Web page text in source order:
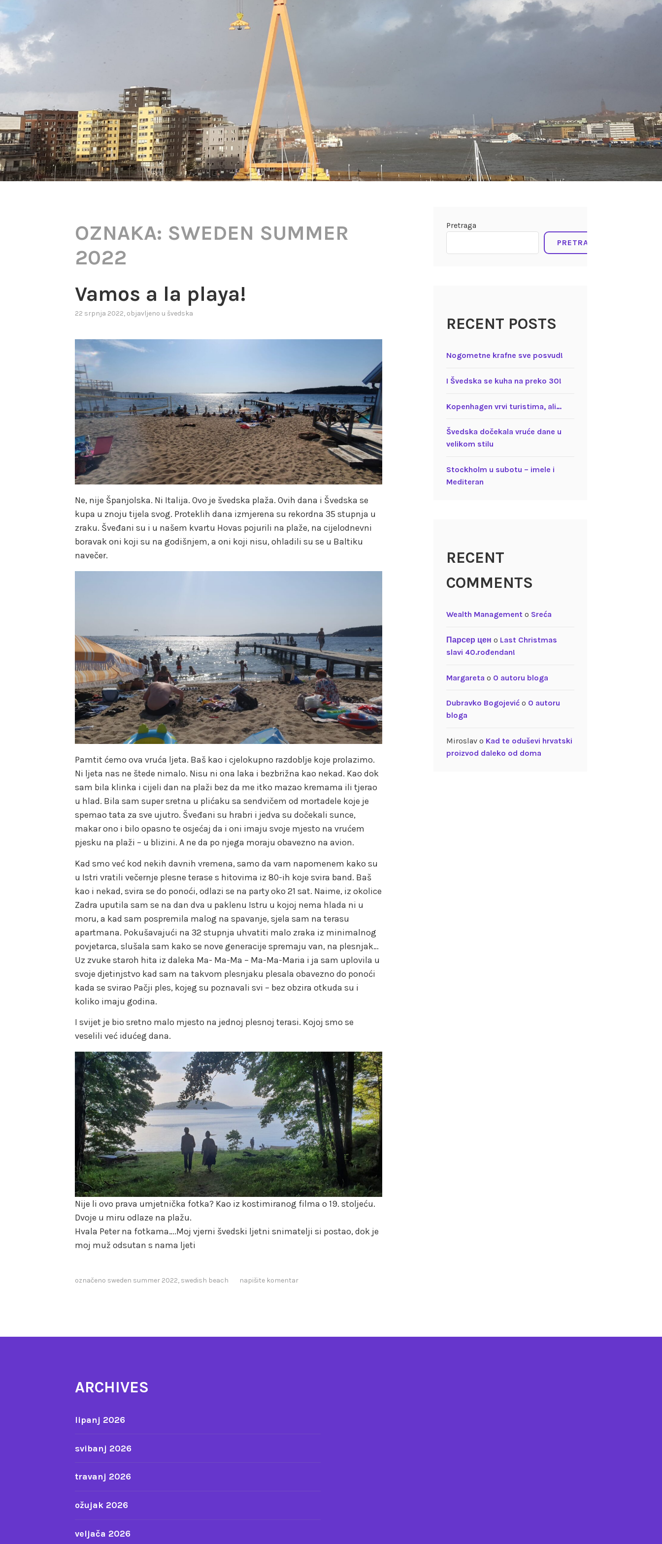
OZNAKA: SWEDEN SUMMER
2022
Vamos a la playa!
22 srpnja 2022, objavljeno u švedska
Ne, nije Španjolska. Ni Italija. Ovo je švedska plaža. Ovih dana i Švedska se
kupa u znoju tijela svog. Proteklih dana izmjerena su rekordna 35 stupnja u
zraku. Šveđani su i u našem kvartu Hovas pojurili na plaže, na cijelodnevni
boravak oni koji su na godišnjem, a oni koji nisu, ohladili su se u Baltiku
navečer.
Pamtit ćemo ova vruća ljeta. Baš kao i cjelokupno razdoblje koje prolazimo.
Ni ljeta nas ne štede nimalo. Nisu ni ona laka i bezbrižna kao nekad. Kao dok
sam bila klinka i cijeli dan na plaži bez da me itko mazao kremama ili tjerao
u hlad. Bila sam super sretna u plićaku sa sendvičem od mortadele koje je
spemao tata za sve ujutro. Šveđani su hrabri i jedva su dočekali sunce,
makar ono i bilo opasno te osjećaj da i oni imaju svoje mjesto na vrućem
pjesku na plaži – u blizini. A ne da po njega moraju obavezno na avion.
Kad smo već kod nekih davnih vremena, samo da vam napomenem kako su
u Istri vratili večernje plesne terase s hitovima iz 80-ih koje svira band. Baš
kao i nekad, svira se do ponoći, odlazi se na party oko 21 sat. Naime, iz okolice
Zadra uputila sam se na dan dva u paklenu Istru u kojoj nema hlada ni u
moru, a kad sam pospremila malog na spavanje, sjela sam na terasu
apartmana. Pokušavajući na 32 stupnja uhvatiti malo zraka iz minimalnog
povjetarca, slušala sam kako se nove generacije spremaju van, na plesnjak…
Uz zvuke staroh hita iz daleka Ma- Ma-Ma – Ma-Ma-Maria i ja sam uplovila u
svoje djetinjstvo kad sam na takvom plesnjaku plesala obavezno do ponoći
kada se svirao Pačji ples, kojeg su poznavali svi – bez obzira otkuda su i
koliko imaju godina.
I svijet je bio sretno malo mjesto na jednoj plesnoj terasi. Kojoj smo se
veselili već idućeg dana.
Nije li ovo prava umjetnička fotka? Kao iz kostimiranog filma o 19. stoljeću.
Dvoje u miru odlaze na plažu.
Hvala Peter na fotkama….Moj vjerni švedski ljetni snimatelji si postao, dok je
moj muž odsutan s nama ljeti
označeno sweden summer 2022, swedish beach napišite komentar
Pretraga
PRETRAGA
RECENT POSTS
Nogometne krafne sve posvud!
I Švedska se kuha na preko 30!
Kopenhagen vrvi turistima, ali…
Švedska dočekala vruće dane u
velikom stilu
Stockholm u subotu – imele i
Mediteran
RECENT
COMMENTS
Wealth Managemento Sreća
Парсер цен o Last Christmas
slavi 40.rođendan!
Margareta o O autoru bloga
Dubravko Bogojevićo O autoru
bloga
Miroslavo Kad te oduševi hrvatski
proizvod daleko od doma
ARCHIVES
lipanj 2026
svibanj 2026
travanj 2026
ožujak 2026
veljača 2026